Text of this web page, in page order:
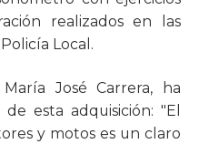
realizados en las
Local.
José Carrera, ha
esta adquisición: "El
y motos es un claro